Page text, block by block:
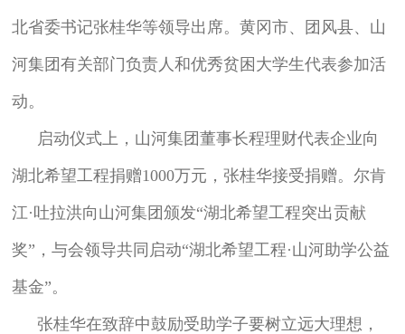
北省委书记张桂华等领导出席。黄冈市、团风县、山
河集团有关部门负责人和优秀贫困大学生代表参加活
动。
启动仪式上，山河集团董事长程理财代表企业向
湖北希望工程捐赠1000万元，张桂华接受捐赠。尔肯
江·吐拉洪向山河集团颁发“湖北希望工程突出贡献
奖”，与会领导共同启动“湖北希望工程·山河助学公益
基金”。
张桂华在致辞中鼓励受助学子要树立远大理想，